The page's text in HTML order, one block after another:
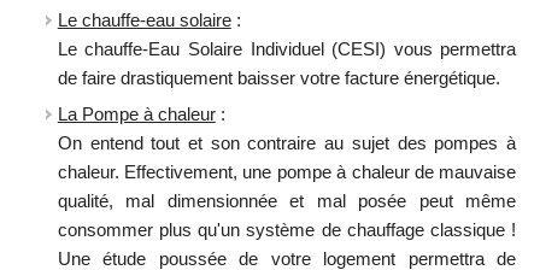
Le chauffe-eau solaire:
Le chauffe-Eau Solaire Individuel (CESI) vous permettra
de faire drastiquement baisser votre facture énergétique.
La Pompe à chaleur:
On entend tout et son contraire au sujet des pompes à
chaleur. Effectivement, une pompe à chaleur de mauvaise
qualité, mal dimensionnée et mal posée peut même
consommer plus qu'un système de chauffage classique !
Une étude poussée de votre logement permettra de